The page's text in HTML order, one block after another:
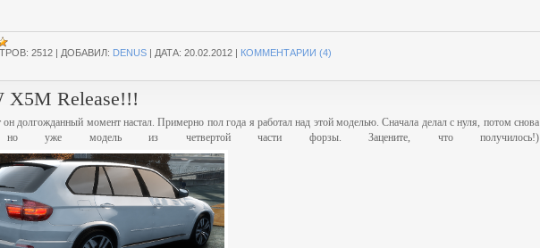
2512 | ДОБАВИЛ: DENUS | ДАТА: 20.02.2012 | КОММЕНТАРИИ (4)
X5M Release!!!
долгожданный момент настал. Примерно пол года я работал над этой моделью. Сначала делал с нуля, потом снова
но уже модель из четвертой части форзы. Зацените, что получилось!)